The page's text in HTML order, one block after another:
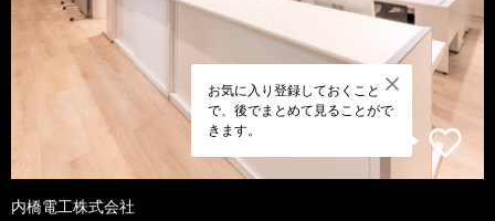
お気に入り登録しておくこと
で、後でまとめて見ることがで
きます。
内橋電工株式会社